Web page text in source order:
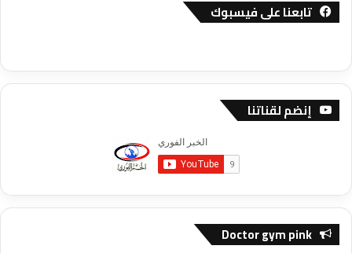
تابعنا على فيسبوك
إنضم لقناتنا
Doctor gym pink